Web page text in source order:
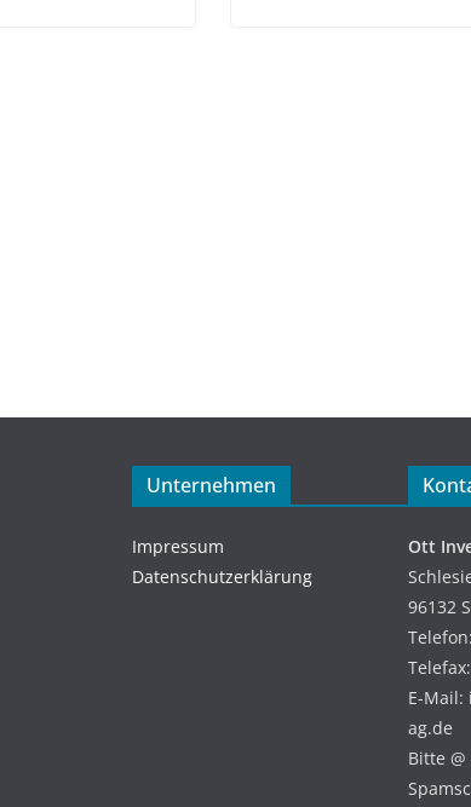
Unternehmen
Impressum
Datenschutzerklärung
Ott
96132
E-Mail:
ag.de
Bitte